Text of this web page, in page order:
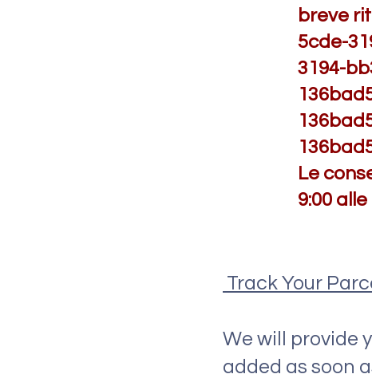
breve
5cde-
3194-
Le
9:00 alle
Track Your
We will provide
added as soon